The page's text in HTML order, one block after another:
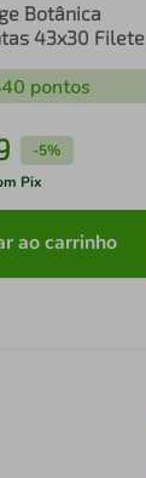
Botânica
43x30 Filete
pontos
-5%
Pix
ao carrinho